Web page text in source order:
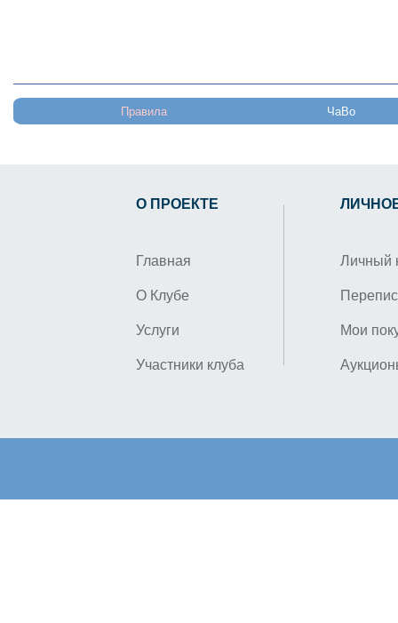
Правила ЧаВо
О ПРОЕКТЕ
Главная
О Клубе
Услуги
Участники клуба
Личный
Мои